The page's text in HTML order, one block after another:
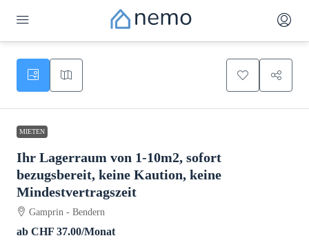
MIETEN
Ihr Lagerraum von 1-10m2, sofort
bezugsbereit, keine Kaution, keine
Mindestvertragszeit
Gamprin - Bendern
ab CHF 37.00/Monat